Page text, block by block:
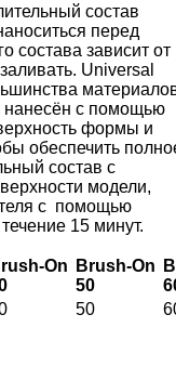
состав
перед
состава зависит от
Universal
нанесён с помощью
формы и
обеспечить
состав с
модели,
с помощью
15 минут.
-On
Brush-On
50
50